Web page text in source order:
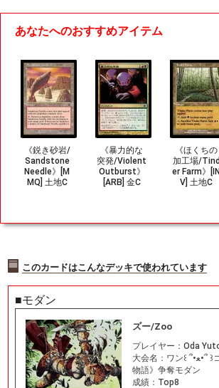
あなたへのおすすめアイテム
《鋭き砂岩/
Sandstone
Needle》[M
MQ] 土地C
《暴力的な
突発/Violent
Outburst》
[ARB] 金C
《ほくちの
加工場/Tind
er Farm》[IN
V] 土地C
このカードはこんなデッキで使われています
■モダン
ズー/Zoo
プレイヤー： Oda
大会名： ワン꒰ ՞•ﻌ•՞ ꒱コイン《ウルザの
物語》争奪モダン
成績： Top8